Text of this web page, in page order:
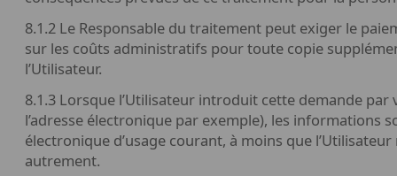
8.1.2 Le Responsable du traitement peut exiger le
sur les coûts administratifs pour toute copie
l’Utilisateur.
8.1.3 Lorsque l’Utilisateur introduit cette demande
l’adresse électronique par exemple), les informations
électronique d’usage courant, à moins que
autrement.